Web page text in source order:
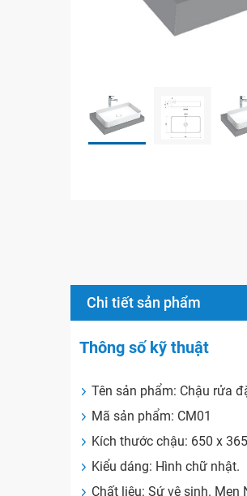
Chi tiết sản phẩm
Thông số kỹ thuật
Tên sản phẩm: Chậu rửa
Mã sản phẩm: CM01
Kích thước chậu: 650 x
Kiểu dáng: Hình chữ nhật.
Chất liệu: Sứ vệ sinh.